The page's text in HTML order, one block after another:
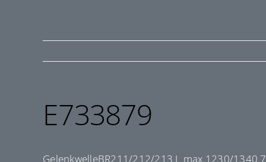
E733879
GelenkwelleBR211/212/213 L max.1230/1340